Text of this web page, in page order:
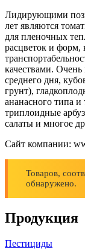
Лидирующими
лет являются
для пленочных
расцветок и форм,
качествами.
среднего дня,
грунт),
ананасного типа
триплоидные
салаты и многое
Сайт компании:
Товаров,
обнаружено.
Продукция
Пестициды